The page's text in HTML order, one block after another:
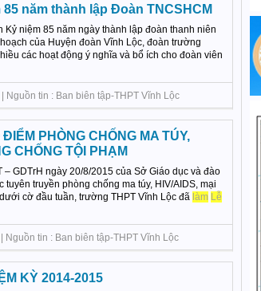
năm thành lập Đoàn TNCSHCM
niệm 85 năm ngày thành lập đoàn thanh niên
của Huyện đoàn Vĩnh Lộc, đoàn trường
các hoạt động ý nghĩa và bổ ích cho đoàn viên
tin : Ban biên tập-THPT Vĩnh Lộc
PHÒNG CHỐNG MA TÚY,
CHỐNG TỘI PHẠM
GDTrH ngày 20/8/2015 của Sở Giáo dục và đào
truyền phòng chống ma túy, HIV/AIDS, mại
cờ đầu tuần, trường THPT Vĩnh Lộc đã làm Lễ
tin : Ban biên tập-THPT Vĩnh Lộc
KỲ 2014-2015